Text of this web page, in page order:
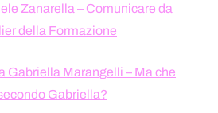
Zanarella – Comunicare da
della Formazione
Gabriella Marangelli – Ma che
Gabriella?